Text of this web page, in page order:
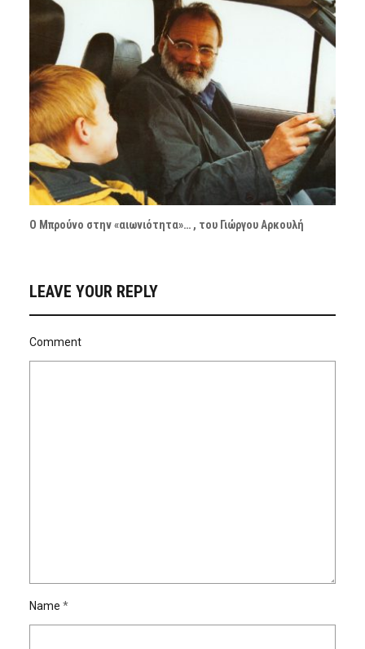
Ο Μπρούνο στην «αιωνιότητα»… , του Γιώργου Αρκουλή
LEAVE YOUR REPLY
Comment
Name *